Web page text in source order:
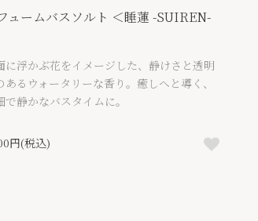
ュームバスソルト ＜睡蓮 -SUIREN-
に浮かぶ花をイメージした、静けさと透明
あるウォータリーな香り。癒しへと導く、
で静かなバスタイムに。
円(税込)